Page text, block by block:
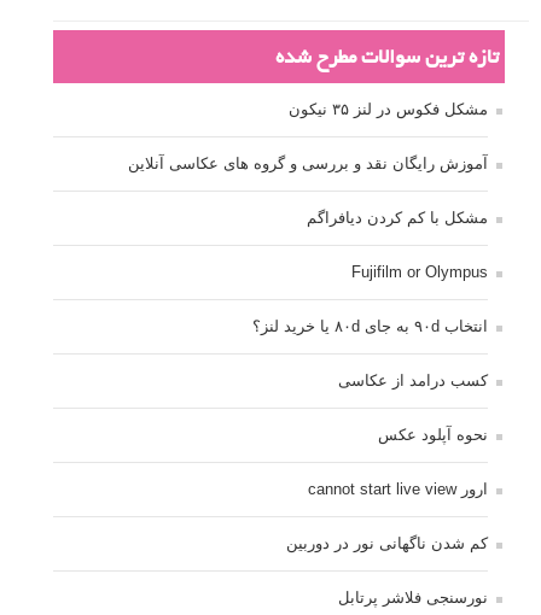
تازه ترین سوالات مطرح شده
مشکل فکوس در لنز ۳۵ نیکون
آموزش رایگان نقد و بررسی و گروه های عکاسی آنلاین
مشکل با کم کردن دیافراگم
Fujifilm or Olympus
انتخاب ۹۰d به جای ۸۰d یا خرید لنز؟
کسب درامد از عکاسی
نحوه آپلود عکس
ارور cannot start live view
کم شدن ناگهانی نور در دوربین
نورسنجی فلاشر پرتابل